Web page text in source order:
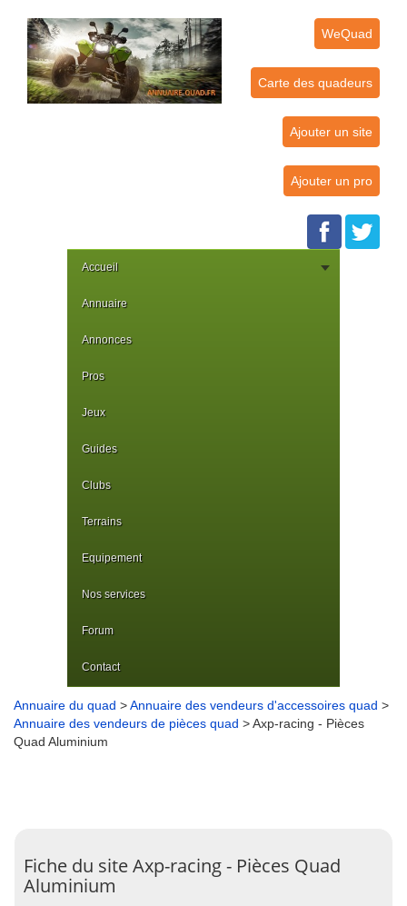
WeQuad
Carte des quadeurs
Ajouter un site
Ajouter un pro
Accueil
Annuaire
Annonces
Pros
Jeux
Guides
Clubs
Terrains
Equipement
Nos services
Forum
Contact
Annuaire du quad >Annuaire des vendeurs d'accessoires quad >
Annuaire des vendeurs de pièces quad > Axp-racing - Pièces
Quad Aluminium
Fiche du site Axp-racing - Pièces Quad
Aluminium